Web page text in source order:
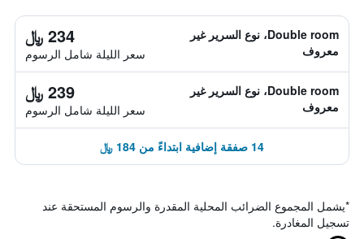
Double room، نوع السرير غير
معروف
234 ﷼
سعر الليلة شامل الرسوم
Double room، نوع السرير غير
معروف
239 ﷼
سعر الليلة شامل الرسوم
14 صفقة إضافية ابتداءً من 184 ﷼
*يشمل المجموع الضرائب المحلية المقدرة والرسوم المستحقة عند
تسجيل المغادرة.